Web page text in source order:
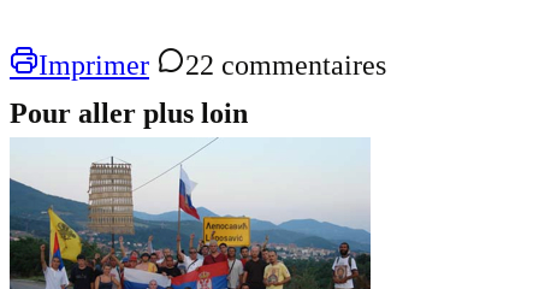
Imprimer
22 commentaires
Pour aller plus loin